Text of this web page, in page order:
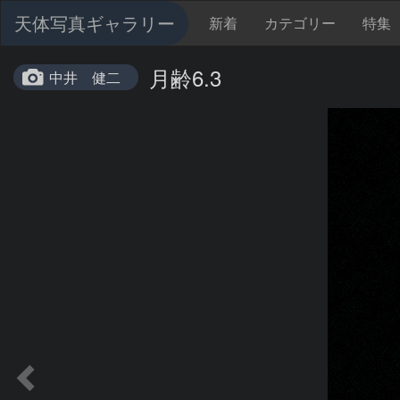
天体写真ギャラリー 新着 カテゴリー 特集
中井 健二 月齢6.3